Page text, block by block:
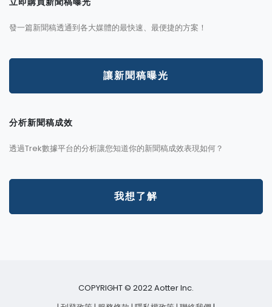
發一篇新聞稿透通到各大媒體的最快速、最便捷的方案！
讓新聞稿曝光
分析新聞稿成效
透過Trek數據平台的分析讓您知道你的新聞稿成效表現如何？
我想了解
COPYRIGHT © 2022 Aotter Inc.